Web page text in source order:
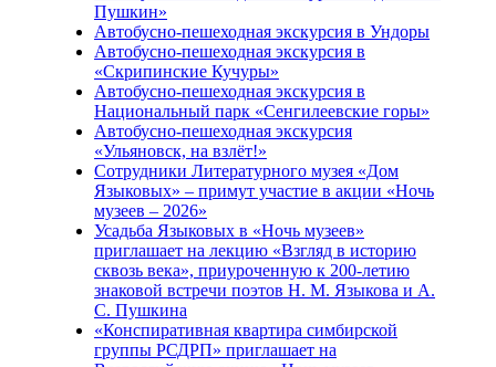
Пушкин»
Автобусно-пешеходная экскурсия в Ундоры
Автобусно-пешеходная экскурсия в
«Скрипинские Кучуры»
Автобусно-пешеходная экскурсия в
Национальный парк «Сенгилеевские горы»
Автобусно-пешеходная экскурсия
«Ульяновск, на взлёт!»
Сотрудники Литературного музея «Дом
Языковых» – примут участие в акции «Ночь
музеев – 2026»
Усадьба Языковых в «Ночь музеев»
приглашает на лекцию «Взгляд в историю
сквозь века», приуроченную к 200-летию
знаковой встречи поэтов Н. М. Языкова и А.
С. Пушкина
«Конспиративная квартира симбирской
группы РСДРП» приглашает на